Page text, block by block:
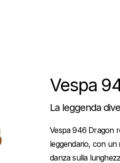
Vespa
La leggenda
Vespa 946 Dragon
leggendario, con un
danza sulla